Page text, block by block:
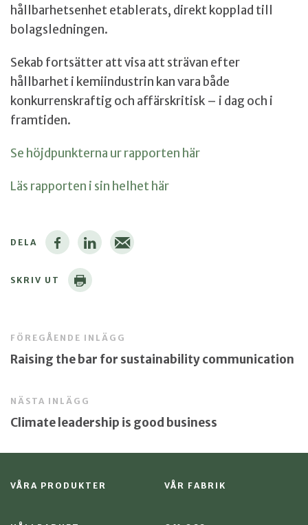
hållbarhetsenhet etablerats, direkt kopplad till
bolagsledningen.
Sekab fortsätter att visa att strävan efter
hållbarhet i kemiindustrin kan vara både
konkurrenskraftig och affärskritisk – i dag och i
framtiden.
Se höjdpunkterna ur rapporten här
Läs rapporten i sin helhet här
DELA
SKRIV UT
FÖREGÅENDE INLÄGG
Raising the bar for sustainability communication
NÄSTA INLÄGG
Climate leadership is good business
VÅRA PRODUKTER VÅR FABRIK